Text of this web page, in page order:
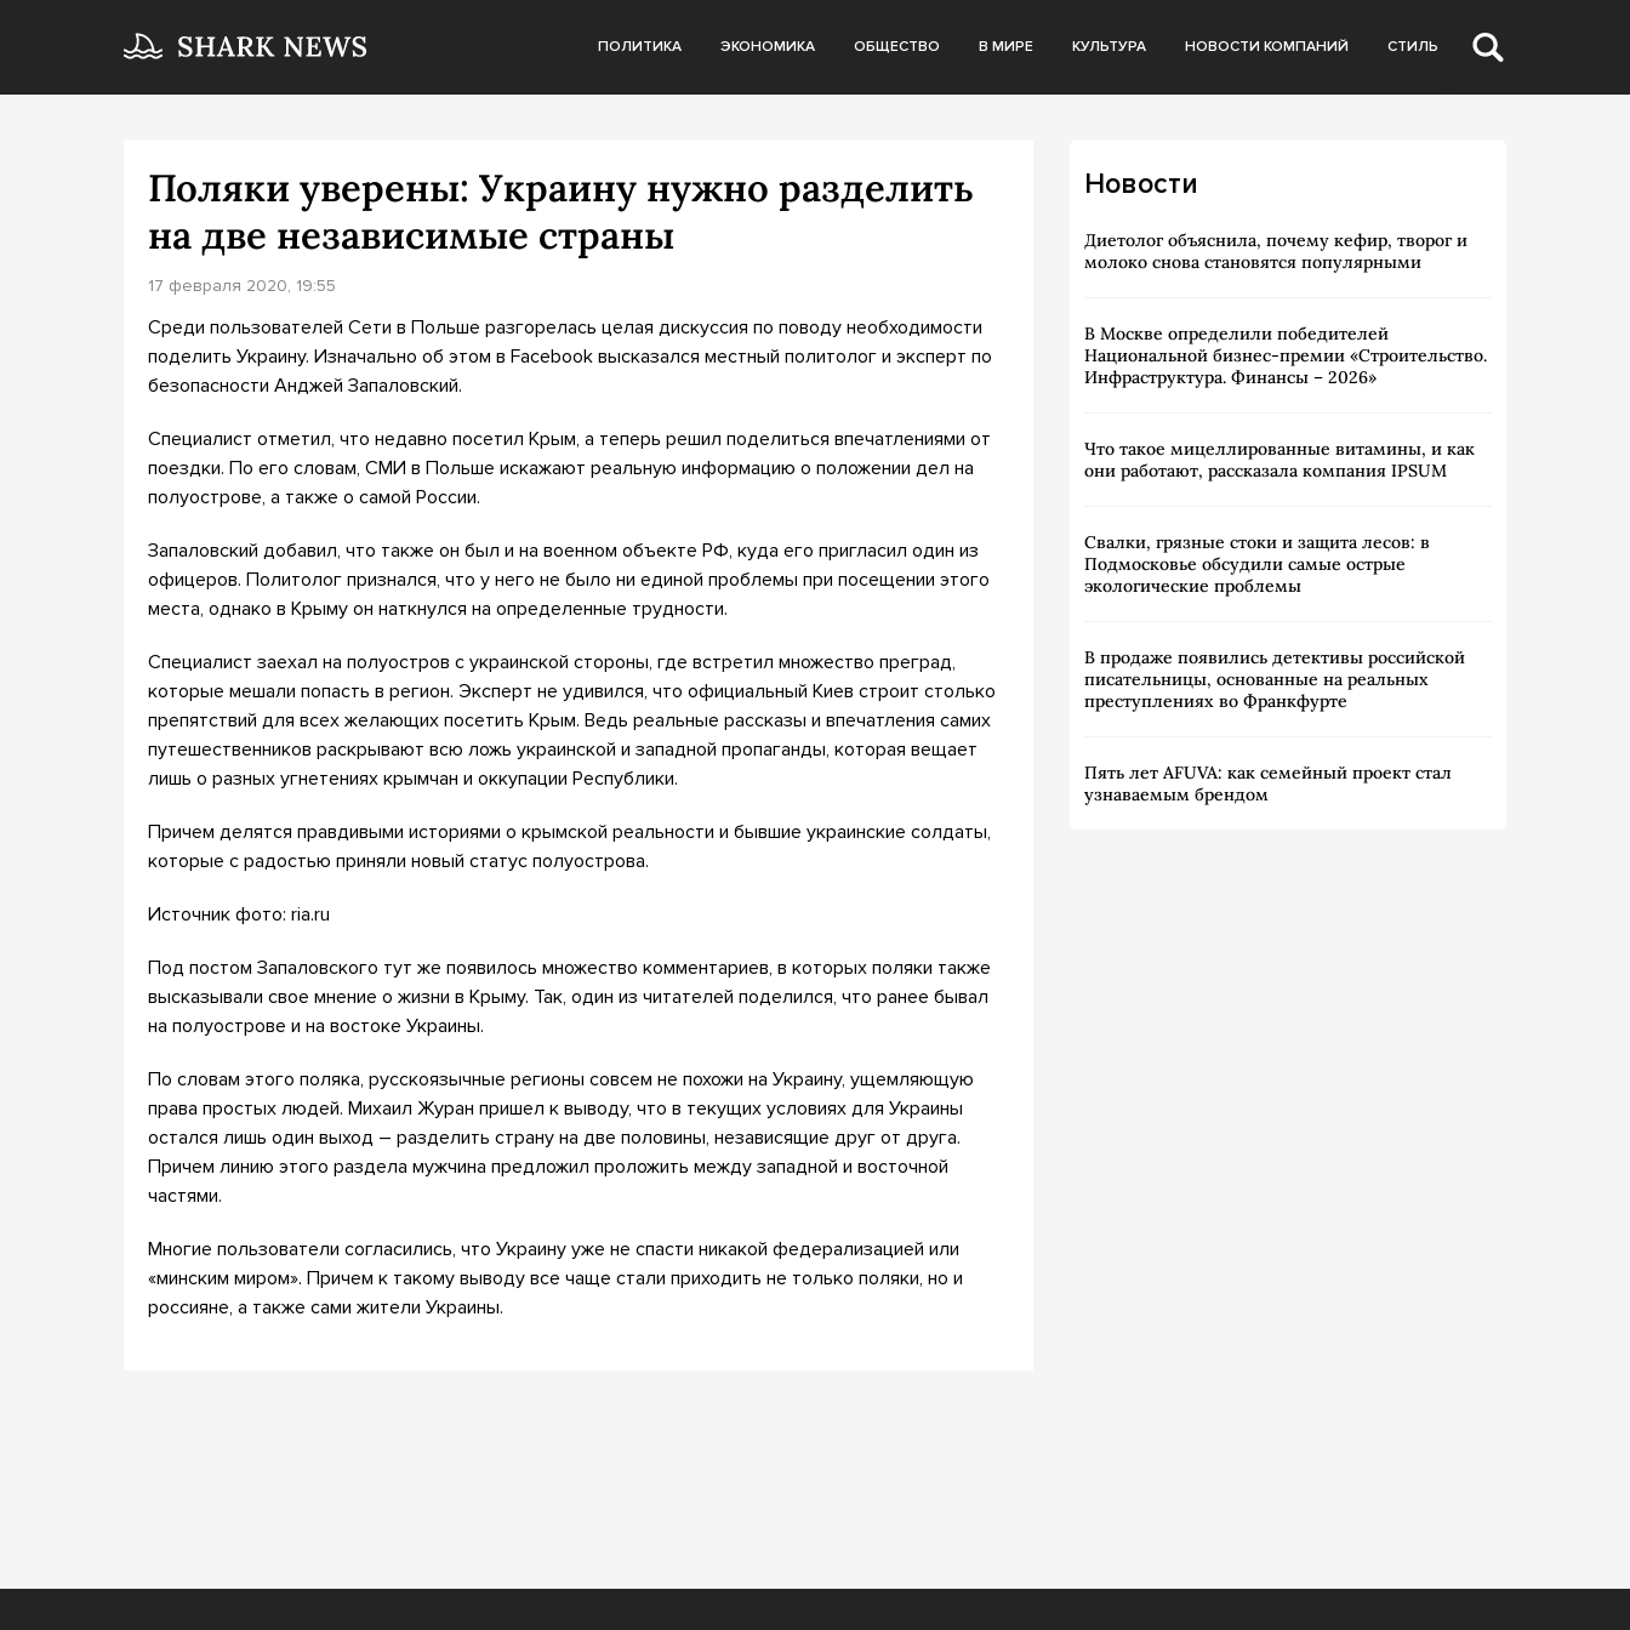
ПОЛИТИКА ЭКОНОМИКА ОБЩЕСТВО В МИРЕ КУЛЬТУРА НОВОСТИ КОМПАНИЙ СТИЛЬ
Поляки уверены: Украину нужно разделить
на две независимые страны
17 февраля 2020, 19:55
Среди пользователей Сети в Польше разгорелась целая дискуссия по поводу необходимости
поделить Украину. Изначально об этом в Facebook высказался местный политолог и эксперт по
безопасности Анджей Запаловский.
Специалист отметил, что недавно посетил Крым, а теперь решил поделиться впечатлениями от
поездки. По его словам, СМИ в Польше искажают реальную информацию о положении дел на
полуострове, а также о самой России.
Запаловский добавил, что также он был и на военном объекте РФ, куда его пригласил один из
офицеров. Политолог признался, что у него не было ни единой проблемы при посещении этого
места, однако в Крыму он наткнулся на определенные трудности.
Специалист заехал на полуостров с украинской стороны, где встретил множество преград,
которые мешали попасть в регион. Эксперт не удивился, что официальный Киев строит столько
препятствий для всех желающих посетить Крым. Ведь реальные рассказы и впечатления самих
путешественников раскрывают всю ложь украинской и западной пропаганды, которая вещает
лишь о разных угнетениях крымчан и оккупации Республики.
Причем делятся правдивыми историями о крымской реальности и бывшие украинские солдаты,
которые с радостью приняли новый статус полуострова.
Источник фото: ria.ru
Под постом Запаловского тут же появилось множество комментариев, в которых поляки также
высказывали свое мнение о жизни в Крыму. Так, один из читателей поделился, что ранее бывал
на полуострове и на востоке Украины.
По словам этого поляка, русскоязычные регионы совсем не похожи на Украину, ущемляющую
права простых людей. Михаил Журан пришел к выводу, что в текущих условиях для Украины
остался лишь один выход – разделить страну на две половины, независящие друг от друга.
Причем линию этого раздела мужчина предложил проложить между западной и восточной
частями.
Многие пользователи согласились, что Украину уже не спасти никакой федерализацией или
«минским миром». Причем к такому выводу все чаще стали приходить не только поляки, но и
россияне, а также сами жители Украины.
Новости
Диетолог объяснила, почему кефир, творог и
молоко снова становятся популярными
В Москве определили победителей
Национальной бизнес-премии «Строительство.
Инфраструктура. Финансы – 2026»
Что такое мицеллированные витамины, и как
они работают, рассказала компания IPSUM
Свалки, грязные стоки и защита лесов: в
Подмосковье обсудили самые острые
экологические проблемы
В продаже появились детективы российской
писательницы, основанные на реальных
преступлениях во Франкфурте
Пять лет AFUVA: как семейный проект стал
узнаваемым брендом